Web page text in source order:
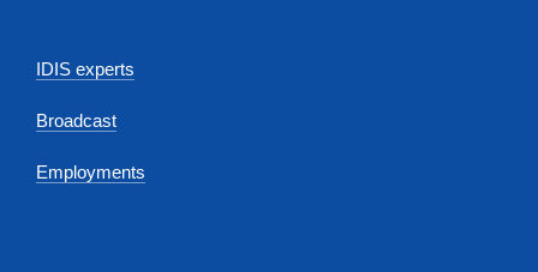
IDIS experts
Broadcast
Employments